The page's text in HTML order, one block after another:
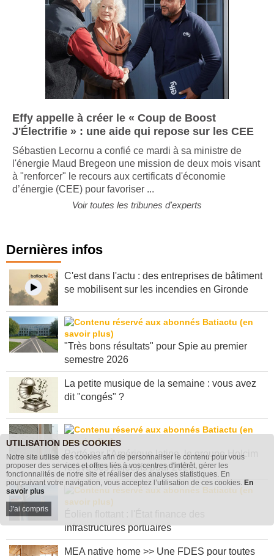
Effy appelle à créer le « Coup de Boost
J'Électrifie » : une aide qui repose sur les CEE
Sébastien Lecornu a confié ce mardi à sa ministre de
l'énergie Maud Bregeon une mission de deux mois visant
à "renforcer" le recours aux certificats d'économie
d’énergie (CEE) pour favoriser ...
Voir toutes les tribunes d'experts
Dernières infos
C'est dans l'actu : des entreprises de bâtiment
se mobilisent sur les incendies en Gironde
"Très bons résultats" pour Spie au premier
semestre 2026
La petite musique de la semaine : vous avez
dit "congés" ?
Porté par l'Amérique latine, le groupe Holcim
relève ses objectifs pour 2026
infrastructures portuaires
MEA native home >> Une FDES pour toutes
UTILISATION DES COOKIES
Notre site utilise des cookies afin de personnaliser le contenu pour vous
proposer des services et offres liés à vos centres d'intérêt, gérer les
fonctionnalités de notre site et réaliser des analyses statistiques. En
poursuivant votre navigation, vous acceptez l’utilisation de ces cookies. En
savoir plus
J'ai compris